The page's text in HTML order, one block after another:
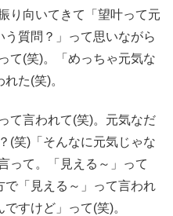
り向いてきて「望叶って元
質問？」って思いながら
て(笑)。「めっちゃ元気な
た(笑)。
て言われて(笑)。元気なだ
(笑)「そんなに元気じゃな
って。「見える～」って
で「見える～」って言われ
すけど」って(笑)。